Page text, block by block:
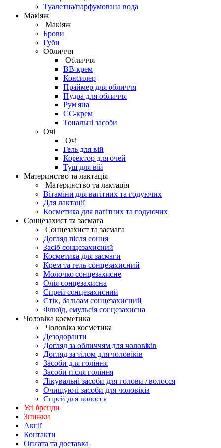
Туалетна/парфумована вода
Макіяж
Макіяж
Брови
Губи
Обличчя
Обличчя
BB-крем
Консилер
Праймер для обличчя
Пудра для обличчя
Рум'яна
СС-крем
Тональні засоби
Очі
Очі
Гель для вій
Коректор для очей
Туш для вій
Материнство та лактація
Материнство та лактація
Вітаміни для вагітних та годуючих
Для лактації
Косметика для вагітних та годуючих
Сонцезахист та засмага
Сонцезахист та засмага
Догляд після сонця
Засіб сонцезахисний
Косметика для засмаги
Крем та гель сонцезахисний
Молочко сонцезахисне
Олія сонцезахисна
Спрей сонцезахисний
Стік, бальзам сонцезахисний
Флюїд, емульсія сонцезахисна
Чоловіка косметика
Чоловіка косметика
Дезодоранти
Догляд за обличчям для чоловіків
Догляд за тілом для чоловіків
Засоби для гоління
Засоби після гоління
Лікувальні засоби для голови / волосся
Очищуючі засоби для чоловіків
Спрей для волосся
Усі бренди
Знижки
Акції
Контакти
Оплата та доставка